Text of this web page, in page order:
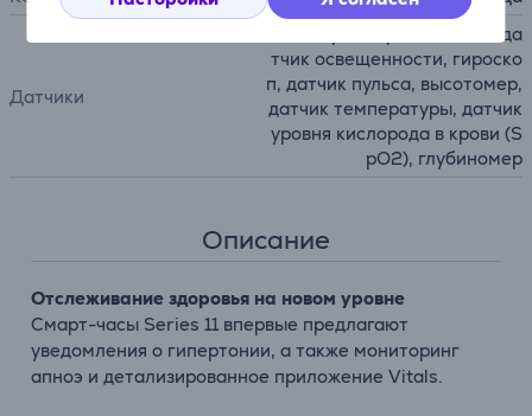
Датчики
акселерометр, Э-компас, да
тчик освещенности, гироско
п, датчик пульса, высотомер,
датчик температуры, датчик
уровня кислорода в крови (S
pO2), глубиномер
Описание
Отслеживание здоровья на новом уровне
Смарт-часы Series 11 впервые предлагают
уведомления о гипертонии, а также мониторинг
апноэ и детализированное приложение Vitals.